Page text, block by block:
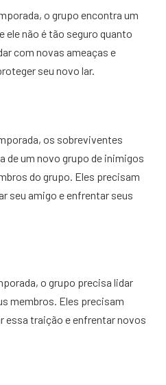
o grupo encontra um
ele não é tão seguro quanto
com novas ameaças e
seu novo lar.
os sobreviventes
de um novo grupo de inimigos
do grupo. Eles precisam
seu amigo e enfrentar seus
o grupo precisa lidar
membros. Eles precisam
essa traição e enfrentar novos